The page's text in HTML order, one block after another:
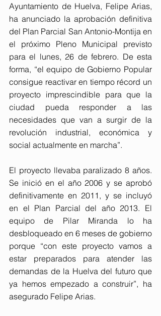
Ayuntamiento de Huelva, Felipe Arias,
ha anunciado la aprobación definitiva
del Plan Parcial San Antonio-Montija en
el próximo Pleno Municipal previsto
para el lunes, 26 de febrero. De esta
forma, “el equipo de Gobierno Popular
consigue reactivar en tiempo récord un
proyecto imprescindible para que la
ciudad pueda responder a las
necesidades que van a surgir de la
revolución industrial, económica y
social actualmente en marcha”.
El proyecto llevaba paralizado 8 años.
Se inició en el año 2006 y se aprobó
definitivamente en 2011, y se incluyó
en el Plan Parcial del año 2013. El
equipo de Pilar Miranda lo ha
desbloqueado en 6 meses de gobierno
porque “con este proyecto vamos a
estar preparados para atender las
demandas de la Huelva del futuro que
ya hemos empezado a construir”, ha
asegurado Felipe Arias.